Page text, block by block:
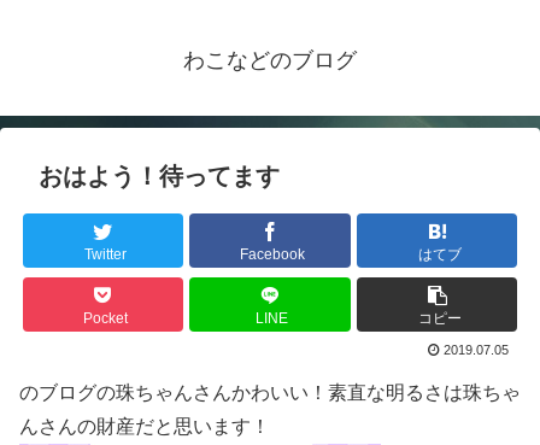
わこなどのブログ
おはよう！待ってます
Twitter Facebook はてブ
Pocket LINE コピー
2019.07.05
のブログの珠ちゃんさんかわいい！素直な明るさは珠ちゃ
んさんの財産だと思います！